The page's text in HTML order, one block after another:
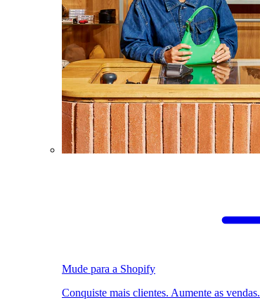
Mude para a Shopify
Conquiste mais clientes. Aumente as vendas.